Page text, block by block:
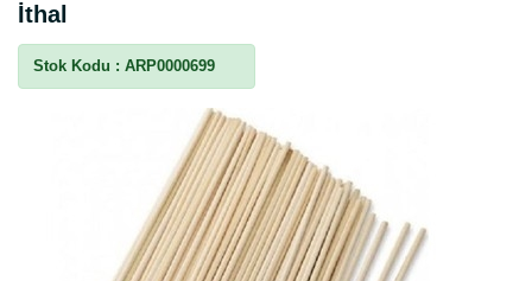
İthal
Stok Kodu : ARP0000699